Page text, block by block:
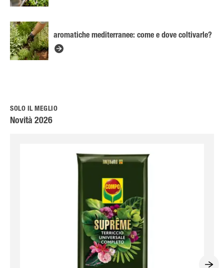
aromatiche mediterranee: come e dove coltivarle?
SOLO IL MEGLIO
Novità 2026